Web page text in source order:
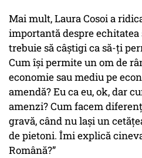
Mai mult, Laura Cosoi a
importantă despre echitatea
trebuie să câștigi ca să-ți
Cum își permite un om de
economie sau mediu pe
amendă? Eu ca eu, ok, dar
amenzi? Cum facem
gravă, când nu lași un
de pietoni. Îmi explică
Română?”